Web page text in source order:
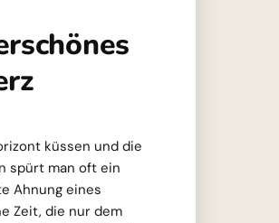
küssen und die
spürt man oft ein
Ahnung eines
Zeit, die nur dem